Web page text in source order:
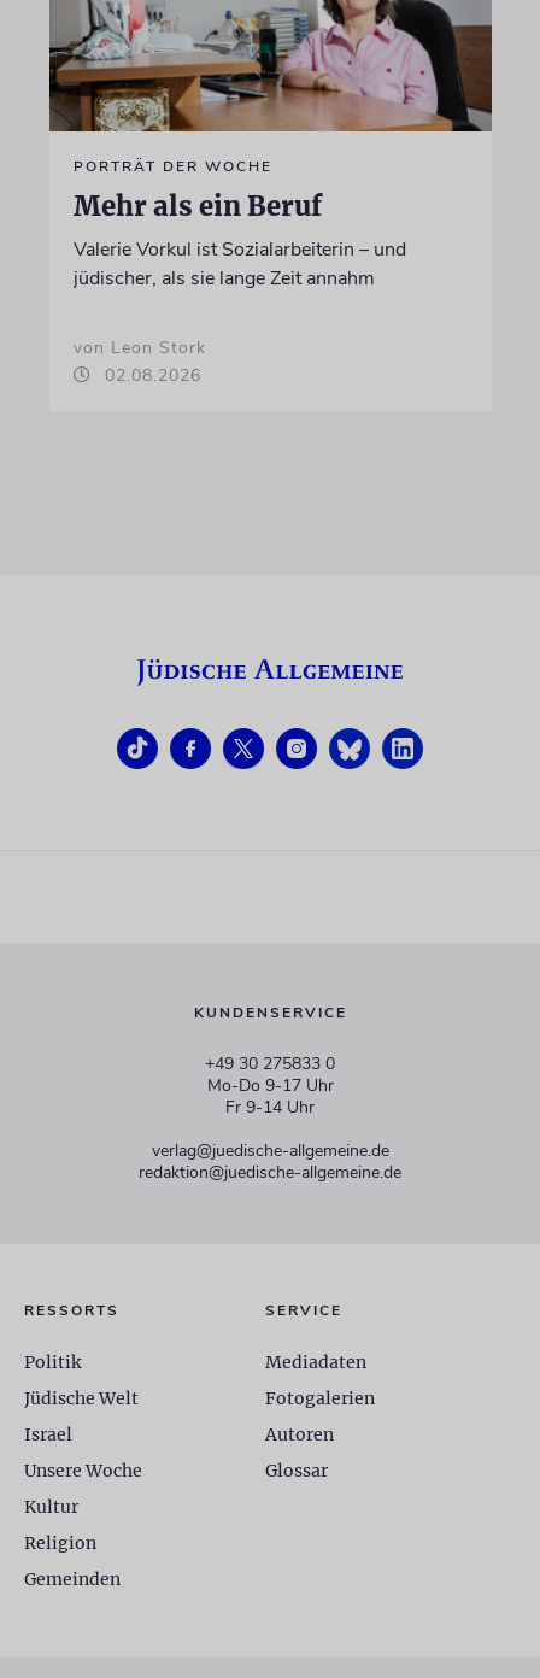
PORTRÄT DER WOCHE
Mehr als ein Beruf
Valerie Vorkul ist Sozialarbeiterin – und
jüdischer, als sie lange Zeit annahm
von Leon Stork
02.08.2026
KUNDENSERVICE
+49 30 275833 0
Mo-Do 9-17 Uhr
Fr 9-14 Uhr
verlag@juedische-allgemeine.de
redaktion@juedische-allgemeine.de
RESSORTS
Politik
Jüdische Welt
Israel
Unsere Woche
Kultur
Religion
Gemeinden
SERVICE
Mediadaten
Fotogalerien
Autoren
Glossar